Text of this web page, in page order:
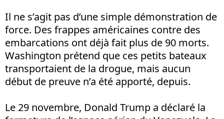
Il ne s’agit pas d’une simple démonstration de
force. Des frappes américaines contre des
embarcations ont déjà fait plus de 90 morts.
Washington prétend que ces petits bateaux
transportaient de la drogue, mais aucun
début de preuve n’a été apporté, depuis.
Le 29 novembre, Donald Trump a déclaré la